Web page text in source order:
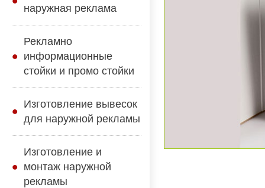
наружная реклама
Рекламно
информационные
стойки и промо стойки
Изготовление вывесок
для наружной рекламы
Изготовление и
монтаж наружной
рекламы